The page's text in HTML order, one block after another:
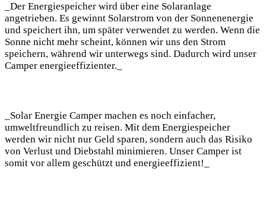
_Der Energiespeicher wird ​über eine⁤ Solaranlage
angetrieben. Es gewinnt Solarstrom von der‍ Sonnenenergie
und speichert⁤ ihn, um später verwendet zu werden. ‍Wenn ‌die
Sonne nicht mehr scheint,⁤ können wir uns⁤ den Strom
‌speichern, während wir unterwegs sind. Dadurch wird⁣ unser
Camper ⁢energieeffizienter._
_Solar Energie Camper machen es ⁢noch einfacher,
umweltfreundlich​ zu reisen. Mit⁢ dem Energiespeicher ​
werden wir nicht nur ⁤Geld sparen, sondern ​auch das Risiko ​
von⁤ Verlust und Diebstahl minimieren. Unser Camper ist
somit vor allem geschützt‍ und energieeffizient!_